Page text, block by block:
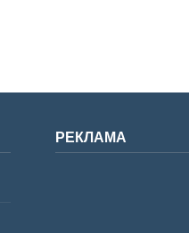
РЕКЛАМА